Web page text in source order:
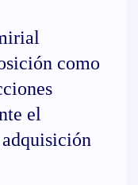
como
el